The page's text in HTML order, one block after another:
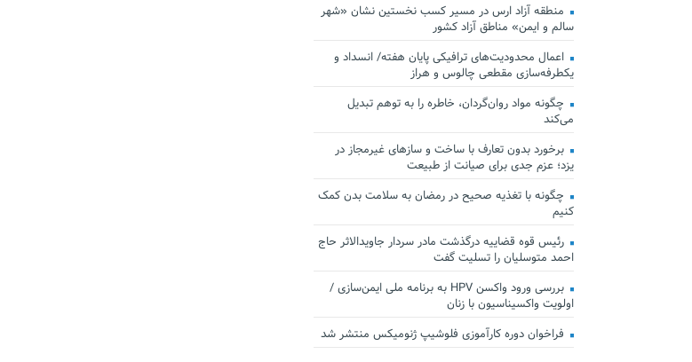
منطقه آزاد ارس در مسیر کسب نخستین نشان «شهر
سالم و ایمن» مناطق آزاد کشور
اعمال محدودیت‌های ترافیکی پایان هفته/ انسداد و
یکطرفه‌سازی مقطعی چالوس و هراز
چگونه مواد روان‌گردان، خاطره را به توهم تبدیل
می‌کند
برخورد بدون تعارف با ساخت‌ و سازهای غیرمجاز در
یزد؛ عزم جدی برای صیانت از طبیعت
چگونه با تغذیه صحیح در رمضان به سلامت بدن کمک
کنیم
رئیس قوه قضاییه درگذشت مادر سردار جاویدالاثر حاج
احمد متوسلیان را تسلیت گفت
بررسی ورود واکسن HPV به برنامه ملی ایمن‌سازی /
اولویت واکسیناسیون با زنان
فراخوان دوره کارآموزی فلوشیپ ژنومیکس منتشر شد